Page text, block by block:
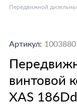
Передвижной
Артикул:
винтовой
XAS 186Dd